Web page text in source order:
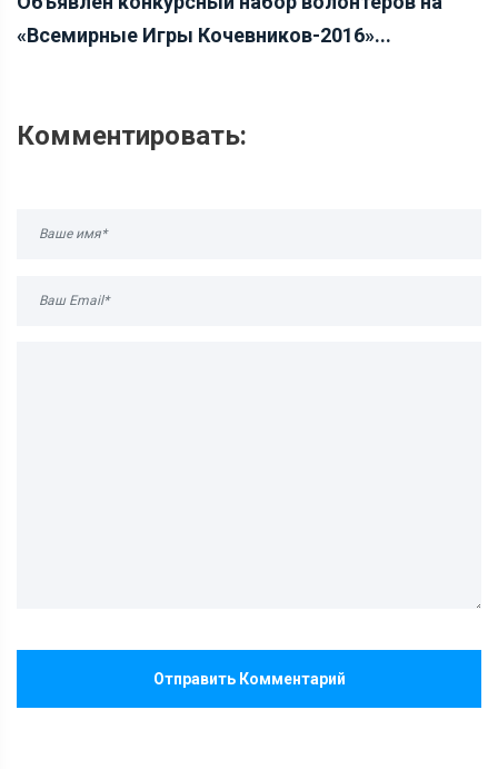
«Всемирные Игры Кочевников-2016»...
Комментировать:
Отправить Комментарий